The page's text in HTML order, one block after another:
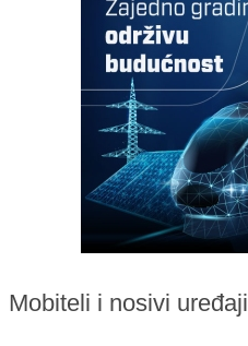
Mobiteli i nosivi uređaji